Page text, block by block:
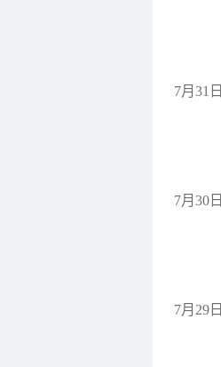
7月31日
7月30日
7月29日